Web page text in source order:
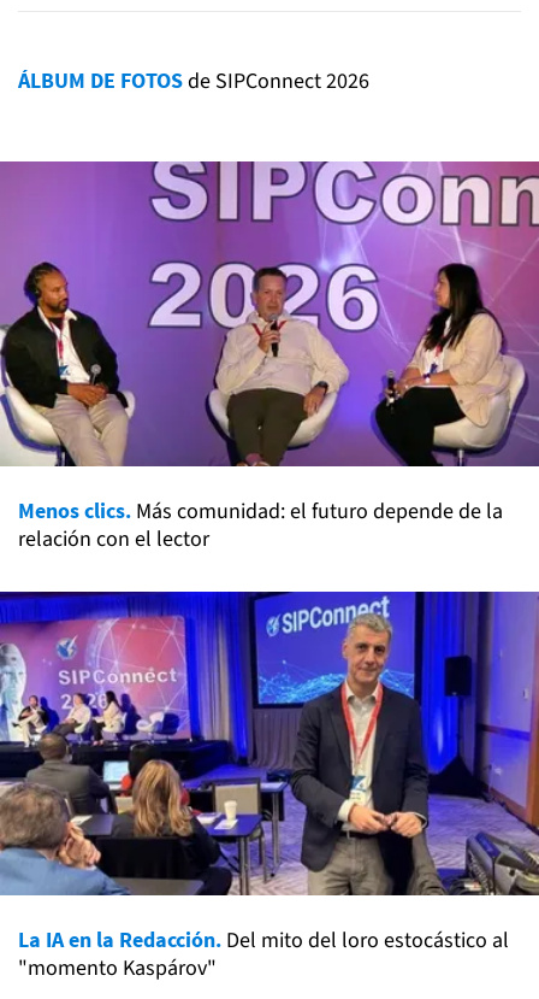
ÁLBUM DE FOTOSde SIPConnect 2026
Menos clics. Más comunidad: el futuro depende de la
relación con el lector
La IA en la Redacción. Del mito del loro estocástico al
"momento Kaspárov"